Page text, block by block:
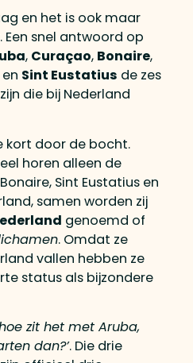
en het is ook maar
Een snel antwoord op
, Curaçao, Bonaire,
en Sint Eustatius de zes
die bij Nederland
kort door de bocht.
horen alleen de
Sint Eustatius en
samen worden zij
genoemd of
. Omdat ze
vallen hebben ze
status als bijzondere
hoe zit het met Aruba,
dan?’. Die drie